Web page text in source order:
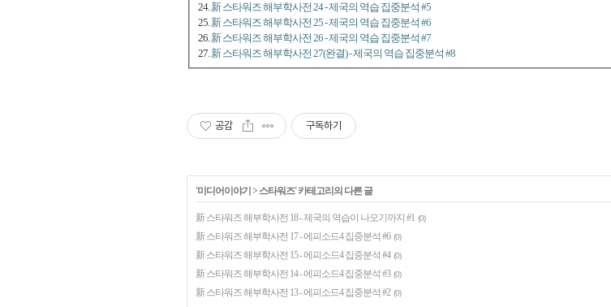
24.新 스타워즈 해부학사전 24 - 제국의 역습 집중분석 #5
25.新 스타워즈 해부학사전 25 - 제국의 역습 집중분석 #6
26.新 스타워즈 해부학사전 26 - 제국의 역습 집중분석 #7
27.新 스타워즈 해부학사전 27(완결) - 제국의 역습 집중분석 #8
공감 구독하기
'미디어이야기 > 스타워즈' 카테고리의 다른 글
新 스타워즈 해부학사전 18 - 제국의 역습이 나오기까지 #1 (0)
新 스타워즈 해부학사전 17 - 에피소드4 집중분석 #6 (0)
新 스타워즈 해부학사전 15 - 에피소드4 집중분석 #4 (0)
新 스타워즈 해부학사전 14 - 에피소드4 집중분석 #3 (0)
新 스타워즈 해부학사전 13 - 에피소드4 집중분석 #2 (0)